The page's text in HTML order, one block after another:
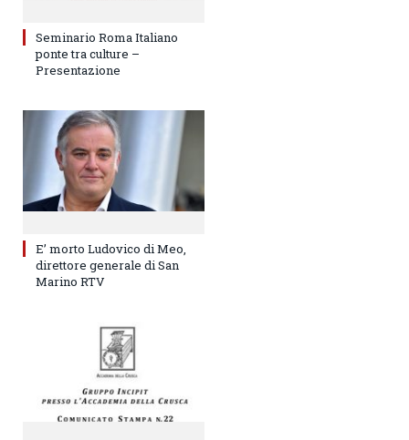
Seminario Roma Italiano
ponte tra culture –
Presentazione
E’ morto Ludovico di Meo,
direttore generale di San
Marino RTV